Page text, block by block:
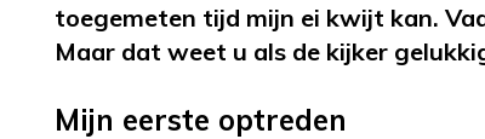
toegemeten tijd mijn ei kwijt kan.
Maar dat weet u als de kijker
Mijn eerste optreden